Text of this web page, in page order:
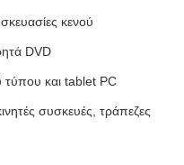
κενού
DVD
τύπου και tablet PC
συσκευές, τράπεζες